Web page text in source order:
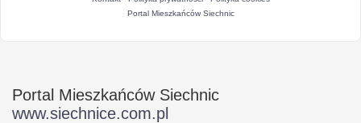
Portal Mieszkańców Siechnic
Portal Mieszkańców Siechnic
www.siechnice.com.pl